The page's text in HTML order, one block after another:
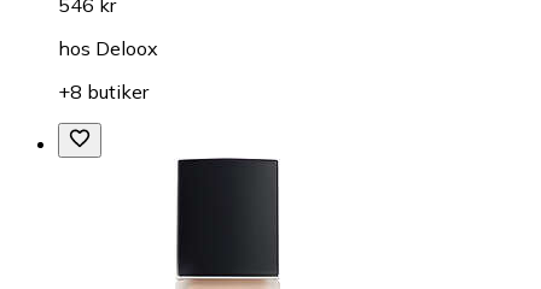
546 kr
hos Deloox
+8 butiker